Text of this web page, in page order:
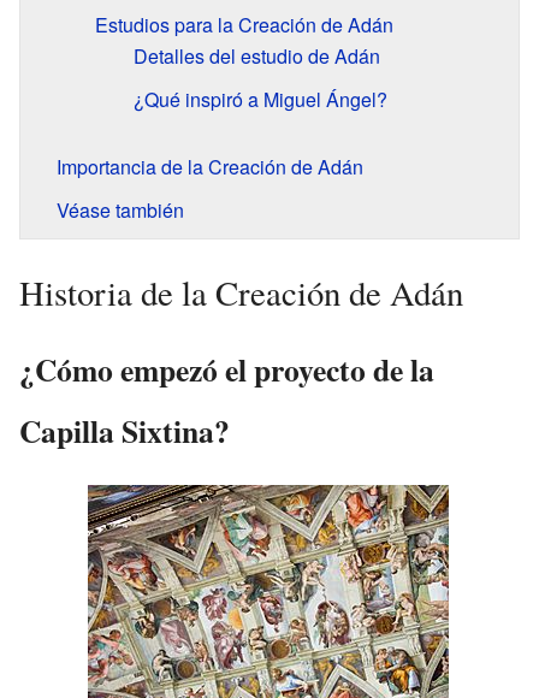
Estudios para la Creación de Adán
Detalles del estudio de Adán
¿Qué inspiró a Miguel Ángel?
Importancia de la Creación de Adán
Véase también
Historia de la Creación de Adán
¿Cómo empezó el proyecto de la
Capilla Sixtina?